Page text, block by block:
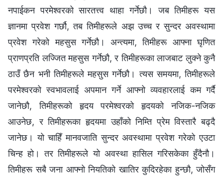
नपाईकन परमेश्‍वरको सारतत्त्व थाहा गर्नेछौ। जब तिमीहरू यस
ज्ञानमा प्रवेश गर्छौ, तब तिमीहरूले अझ उच्‍च र सुन्दर अवस्थामा
प्रवेश गरेको महसुस गर्नेछौ। अन्त्यमा, तिमीहरू आफ्ना घृणित
प्राणप्रति लज्‍जित महसुस गर्नेछौ, र तिमीहरूका लाजबाट लुक्‍ने कुनै
ठाउँ छैन भनी तिमीहरूले महसुस गर्नेछौ। त्यस समयमा, तिमीहरूले
परमेश्‍वरको स्वभावलाई अपमान गर्ने आफ्नो व्यवहारलाई कम गर्दै
जानेछौ, तिमीहरूको हृदय परमेश्‍वरको हृदयको नजिक-नजिक
आउनेछ, र तिमीहरूका हृदयमा उहाँको निम्ति प्रेम विस्तारै बढ्दै
जानेछ। यो चाहिँ मानवजाति सुन्दर अवस्थामा प्रवेश गरेको एउटा
चिन्ह हो। तर तिमीहरूले यो अवस्था हासिल गरिसकेका हुँदैनौ।
तिमीहरू सबै जना आफ्नो नियतिको खातिर कुदिरहेका हुन्छौ, जोसँग